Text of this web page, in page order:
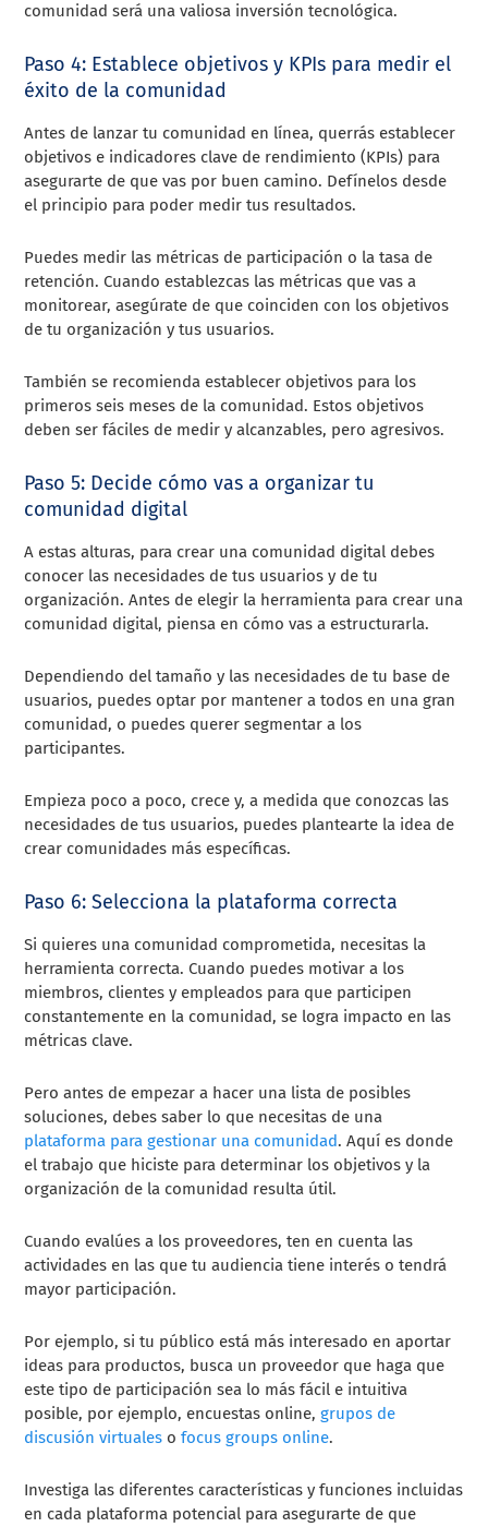
comunidad será una valiosa inversión tecnológica.
Paso 4: Establece objetivos y KPIs para medir el
éxito de la comunidad
Antes de lanzar tu comunidad en línea, querrás establecer
objetivos e indicadores clave de rendimiento (KPIs) para
asegurarte de que vas por buen camino. Defínelos desde
el principio para poder medir tus resultados.
Puedes medir las métricas de participación o la tasa de
retención. Cuando establezcas las métricas que vas a
monitorear, asegúrate de que coinciden con los objetivos
de tu organización y tus usuarios.
También se recomienda establecer objetivos para los
primeros seis meses de la comunidad. Estos objetivos
deben ser fáciles de medir y alcanzables, pero agresivos.
Paso 5: Decide cómo vas a organizar tu
comunidad digital
A estas alturas, para crear una comunidad digital debes
conocer las necesidades de tus usuarios y de tu
organización. Antes de elegir la herramienta para crear una
comunidad digital, piensa en cómo vas a estructurarla.
Dependiendo del tamaño y las necesidades de tu base de
usuarios, puedes optar por mantener a todos en una gran
comunidad, o puedes querer segmentar a los
participantes.
Empieza poco a poco, crece y, a medida que conozcas las
necesidades de tus usuarios, puedes plantearte la idea de
crear comunidades más específicas.
Paso 6: Selecciona la plataforma correcta
Si quieres una comunidad comprometida, necesitas la
herramienta correcta. Cuando puedes motivar a los
miembros, clientes y empleados para que participen
constantemente en la comunidad, se logra impacto en las
métricas clave.
Pero antes de empezar a hacer una lista de posibles
soluciones, debes saber lo que necesitas de una
plataforma para gestionar una comunidad. Aquí es donde
el trabajo que hiciste para determinar los objetivos y la
organización de la comunidad resulta útil.
Cuando evalúes a los proveedores, ten en cuenta las
actividades en las que tu audiencia tiene interés o tendrá
mayor participación.
Por ejemplo, si tu público está más interesado en aportar
ideas para productos, busca un proveedor que haga que
este tipo de participación sea lo más fácil e intuitiva
posible, por ejemplo, encuestas online,grupos de
discusión virtuales ofocus groups online.
Investiga las diferentes características y funciones incluidas
en cada plataforma potencial para asegurarte de que